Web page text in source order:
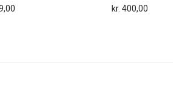
kr. 400,00